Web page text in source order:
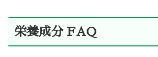
栄養成分 FAQ